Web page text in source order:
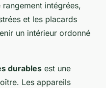
intégrées,
et les placards
un intérieur ordonné
durables est une
Les appareils